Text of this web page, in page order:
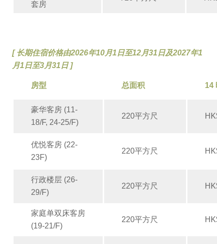
套房
[ 长期住宿价格由2026年10月1日至12月31日及2027年1
月1日至3月31日 ]
房型 总面积 14
豪华客房 (11-
18/F, 24-25/F)
220平方尺
优悦客房 (22-
23F)
220平方尺
行政楼层 (26-
29/F)
220平方尺
家庭单双床客房
(19-21/F)
220平方尺